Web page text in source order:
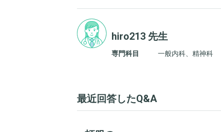
hiro213 先生
専門科目 一般内科、精神科
最近回答したQ&A